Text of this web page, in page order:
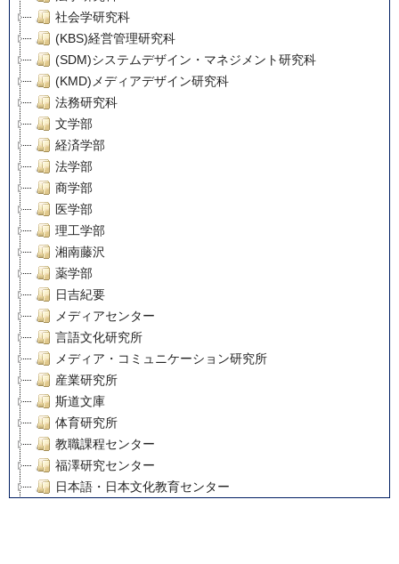
社会学研究科
(KBS)経営管理研究科
(SDM)システムデザイン・マネジメント研究科
(KMD)メディアデザイン研究科
法務研究科
文学部
経済学部
法学部
商学部
医学部
理工学部
湘南藤沢
薬学部
日吉紀要
メディアセンター
言語文化研究所
メディア・コミュニケーション研究所
産業研究所
斯道文庫
体育研究所
教職課程センター
福澤研究センター
日本語・日本文化教育センター